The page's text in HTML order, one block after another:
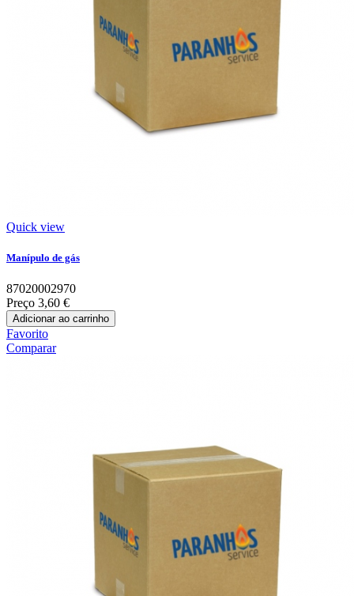
Quick view
Manípulo de gás
87020002970
Preço 3,60 €
Adicionar ao carrinho
Favorito
Comparar